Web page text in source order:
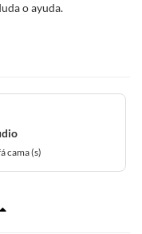
o ayuda.
cama (s)